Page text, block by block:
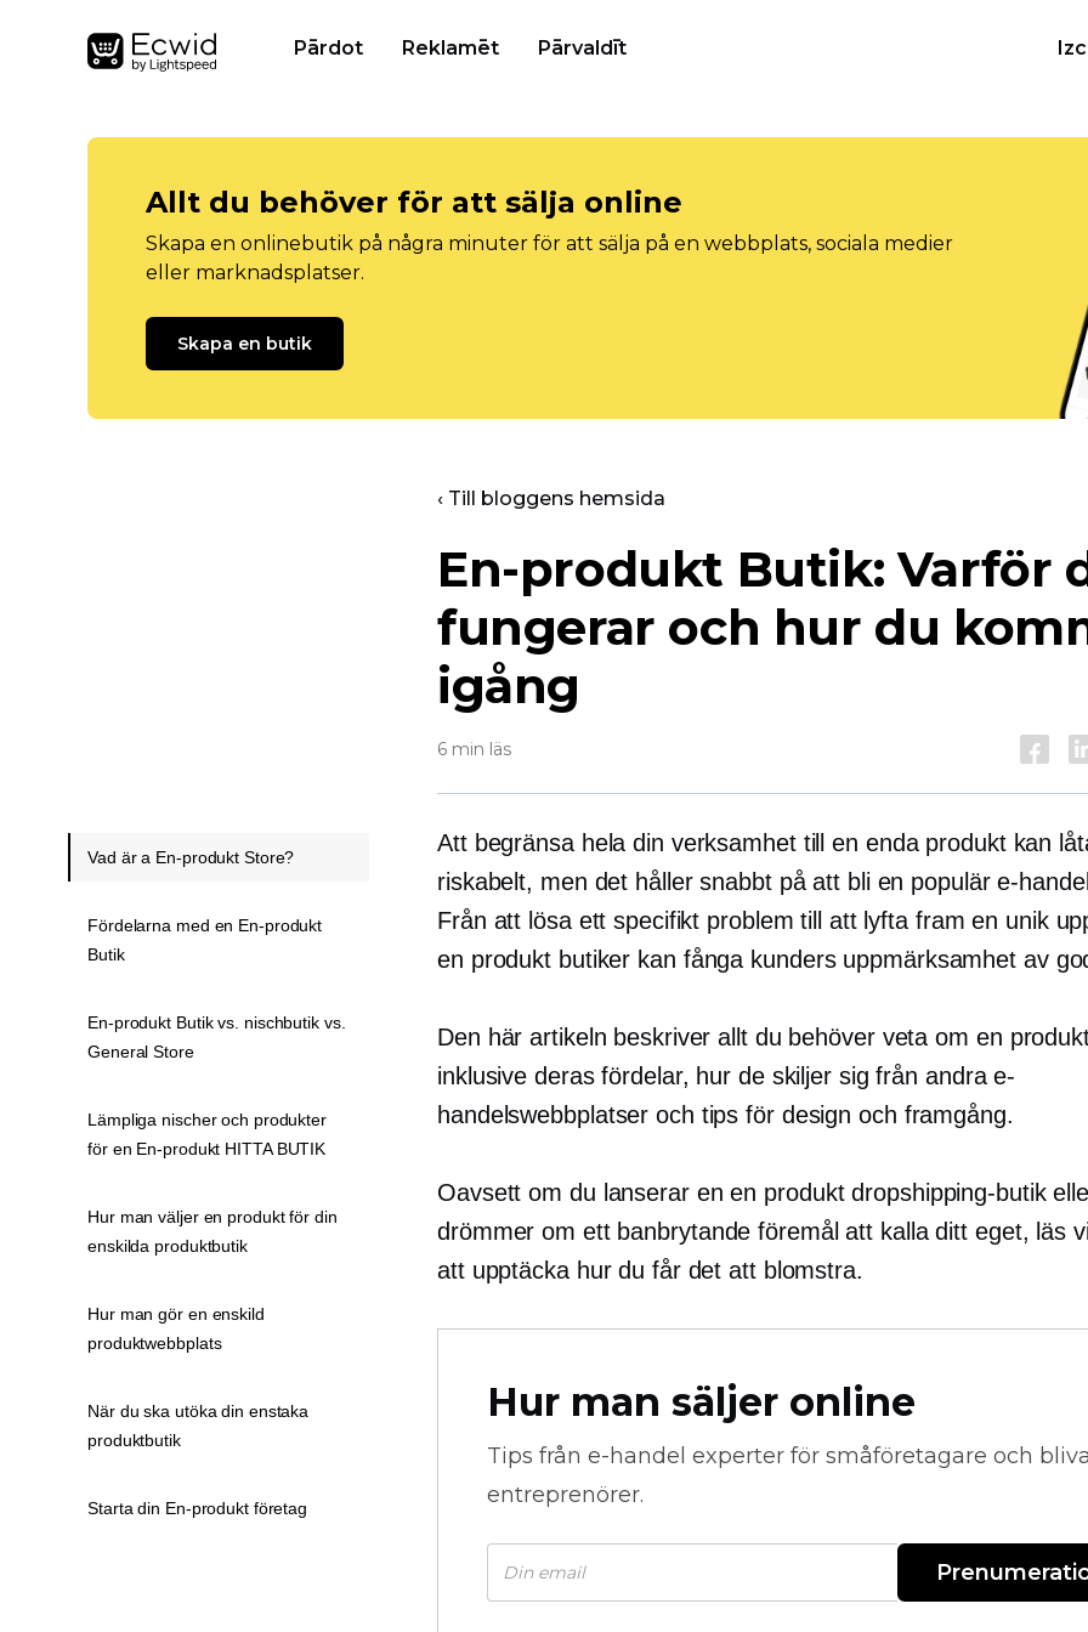
Pārdot Reklamēt Pārvaldīt
Allt du behöver för att sälja online
Skapa en onlinebutik på några minuter för att sälja på en webbplats, sociala medier
eller marknadsplatser.
Skapa en butik
‹ Till bloggens hemsida
En-produkt Butik: Varför
fungerar och hur du
igång
6 min läs
Att begränsa hela din verksamhet till en enda produkt kan
riskabelt, men det håller snabbt på att bli en populär e-
Från att lösa ett specifikt problem till att lyfta fram en unik
en produkt butiker kan fånga kunders uppmärksamhet av
Den här artikeln beskriver allt du behöver veta om en
inklusive deras fördelar, hur de skiljer sig från andra e-
handelswebbplatser och tips för design och framgång.
Oavsett om du lanserar enen produktdropshipping-butik
drömmer om ett banbrytande föremål att kalla ditt eget, läs
att upptäcka hur du får det att blomstra.
Hur man säljer online
Tips från e-handel experter för småföretagare och
entreprenörer.
Vad är a En-produkt Store?
Fördelarna med en En-produkt
Butik
En-produkt Butik vs. nischbutik vs.
General Store
Lämpliga nischer och produkter
för en En-produkt HITTA BUTIK
Hur man väljer en produkt för din
enskilda produktbutik
Hur man gör en enskild
produktwebbplats
När du ska utöka din enstaka
produktbutik
Starta din En-produkt företag